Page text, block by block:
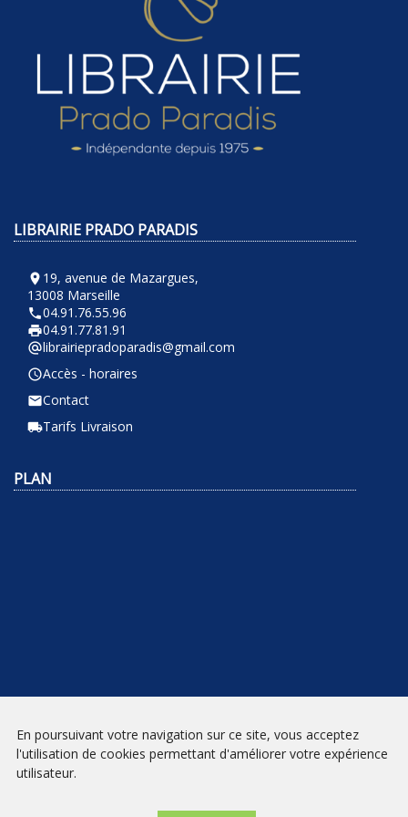
LIBRAIRIE PRADO PARADIS
room 19, avenue de Mazargues,
13008 Marseille
phone04.91.76.55.96
local_printshop04.91.77.81.91
alternate_emaillibrairiepradoparadis@gmail.com
query_builderAccès - horaires
emailContact
local_shippingTarifs Livraison
PLAN
NEWSLETTER
En poursuivant votre navigation sur ce site, vous acceptez
l'utilisation de cookies permettant d'améliorer votre expérience
utilisateur.